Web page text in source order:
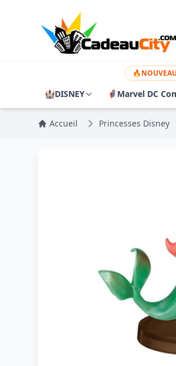
🔥
🏰DISNEY 🦸 Marvel DC
Accueil Princesses Disney